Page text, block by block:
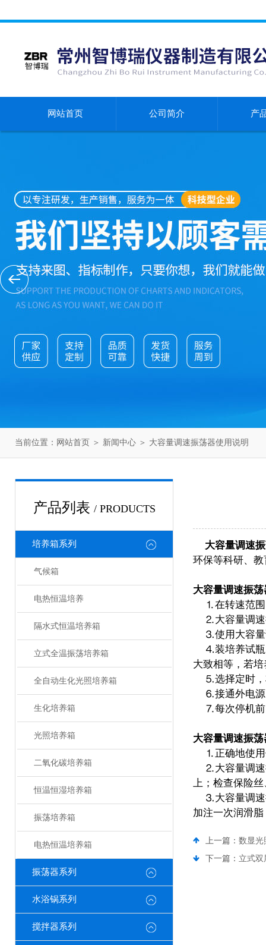
网站首页 公司简介 产
当前位置： 网站首页 ＞ 新闻中心 ＞ 大容量调速振荡器使用说明
产品列表 / PRODUCTS
培养箱系列
气候箱
电热恒温培养
隔水式恒温培养箱
立式全温振荡培养箱
全自动生化光照培养箱
生化培养箱
光照培养箱
二氧化碳培养箱
恒温恒湿培养箱
振荡培养箱
电热恒温培养箱
振荡器系列
水浴锅系列
搅拌器系列
大容量调速
环保等科研、
大容量调速振
⒈在转速范围
⒉大容量调速
⒊使用大容量
⒋装培养试瓶
大致相等，若
⒌选择定时，
⒍接通外电源
⒎每次停机前
大容量调速振
⒈正确地使用
⒉大容量调速
上；检查保险
⒊大容量调速
加注一次润滑
上一篇： 数显光
下一篇： 立式双